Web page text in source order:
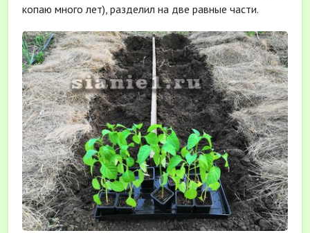
копаю много лет), разделил на две равные части.